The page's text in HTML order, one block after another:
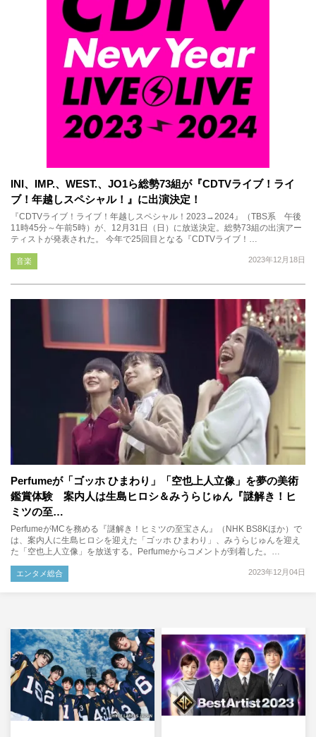
INI、IMP.、WEST.、JO1ら総勢73組が『CDTVライブ！ライ
ブ！年越しスペシャル！』に出演決定！
『CDTVライブ！ライブ！年越しスペシャル！2023→2024』（TBS系 午後
11時45分～午前5時）が、12月31日（日）に放送決定。総勢73組の出演アー
ティストが発表された。 今年で25回目となる『CDTVライブ！…
2023年12月18日
音楽
Perfumeが「ゴッホ ひまわり」「空也上人立像」を夢の美術
鑑賞体験 案内人は生島ヒロシ＆みうらじゅん『謎解き！ヒ
ミツの至…
PerfumeがMCを務める『謎解き！ヒミツの至宝さん』（NHK BS8Kほか）で
は、案内人に生島ヒロシを迎えた「ゴッホ ひまわり」、みうらじゅんを迎え
た「空也上人立像」を放送する。Perfumeからコメントが到着した。…
2023年12月04日
エンタメ総合